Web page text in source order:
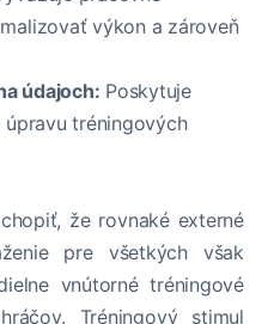
výkon a zároveň
údajoch: Poskytuje
tréningových
že rovnaké externé
pre všetkých však
vnútorné tréningové
Tréningový stimul